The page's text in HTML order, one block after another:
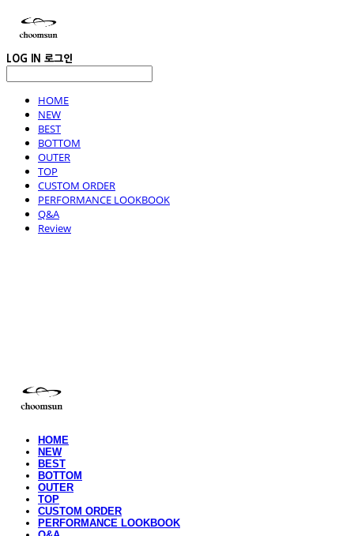
LOG IN 로그인
HOME
NEW
BEST
BOTTOM
OUTER
TOP
CUSTOM ORDER
PERFORMANCE LOOKBOOK
Q&A
Review
HOME
NEW
BEST
BOTTOM
OUTER
TOP
CUSTOM ORDER
PERFORMANCE LOOKBOOK